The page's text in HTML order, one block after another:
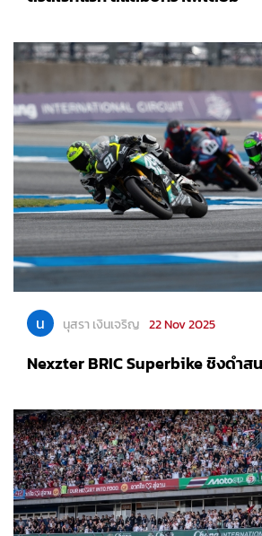
น นุสรา เงินเจริญ 22 Nov 2025
Nexzter BRIC Superbike ชิงดำส